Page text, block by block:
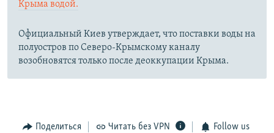
Крыма водой.
Официальный Киев утверждает, что поставки воды на
полуостров по Северо-Крымскому каналу
возобновятся только после деоккупации Крыма.
Поделиться Читать без VPN Follow us